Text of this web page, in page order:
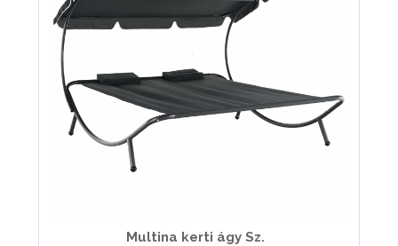
Multina kerti ágy Sz.